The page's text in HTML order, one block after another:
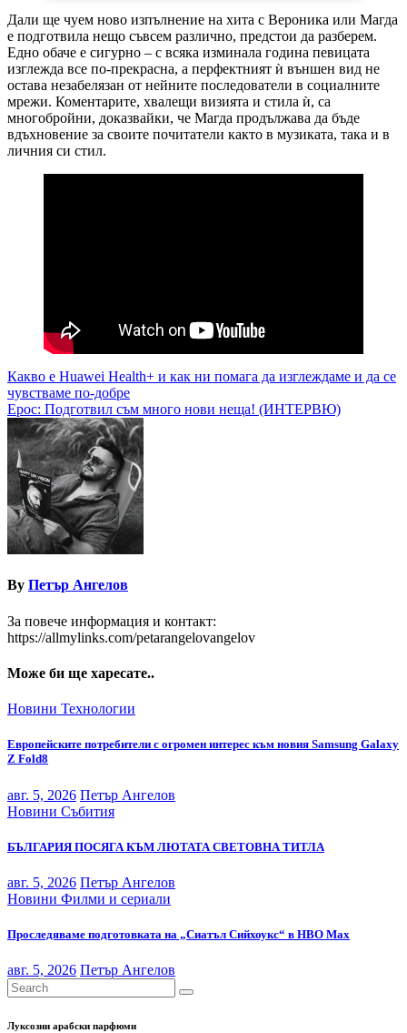
Дали ще чуем ново изпълнение на хита с Вероника или Магда
е подготвила нещо съвсем различно, предстои да разберем.
Едно обаче е сигурно – с всяка изминала година певицата
изглежда все по-прекрасна, а перфектният ѝ външен вид не
остава незабелязан от нейните последователи в социалните
мрежи. Коментарите, хвалещи визията и стила ѝ, са
многобройни, доказвайки, че Магда продължава да бъде
вдъхновение за своите почитатели както в музиката, така и в
личния си стил.
Навигация
Какво е Huawei Health+ и как ни помага да изглеждаме и да се
чувстваме по-добре
Ерос: Подготвил съм много нови неща! (ИНТЕРВЮ)
By Петър Ангелов
За повече информация и контакт:
https://allmylinks.com/petarangelovangelov
Може би ще харесате..
Новини Технологии
Европейските потребители с огромен интерес към новия Samsung Galaxy
Z Fold8
авг. 5, 2026 Петър Ангелов
Новини Събития
БЪЛГАРИЯ ПОСЯГА КЪМ ЛЮТАТА СВЕТОВНА ТИТЛА
авг. 5, 2026 Петър Ангелов
Новини Филми и сериали
Проследяваме подготовката на „Сиатъл Сийхоукс“ в HBO Max
авг. 5, 2026 Петър Ангелов
Луксозни арабски парфюми